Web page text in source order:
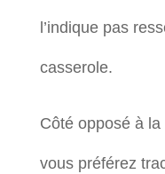
l’indique pas
casserole.
Côté opposé à
vous préférez